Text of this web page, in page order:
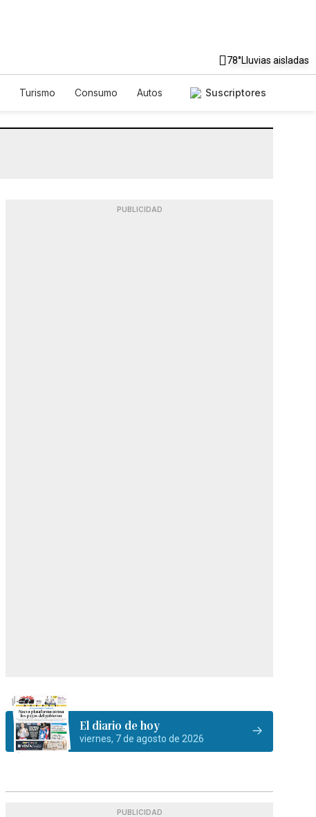
78°Lluvias aisladas
Turismo Consumo
Autos
Suscriptores
PUBLICIDAD
El diario de hoy
viernes, 7 de agosto de 2026
PUBLICIDAD